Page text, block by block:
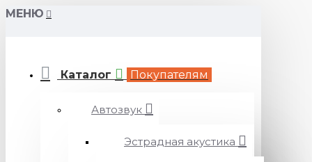
МЕНЮ
Каталог Покупателям
Автозвук
Эстрадная акустика